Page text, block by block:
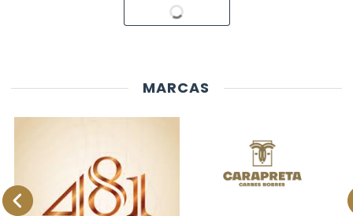
Carregando...
MARCAS